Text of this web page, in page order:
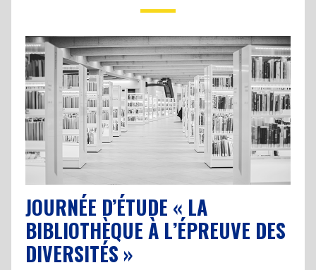
JOURNÉE D’ÉTUDE « LA
BIBLIOTHÈQUE À L’ÉPREUVE DES
DIVERSITÉS »